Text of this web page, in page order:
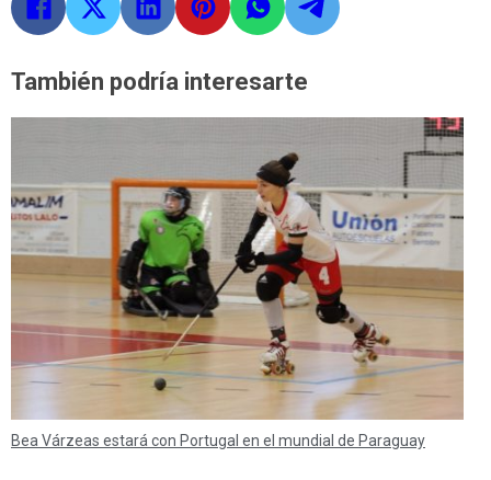
También podría interesarte
Bea Várzeas estará con Portugal en el mundial de Paraguay